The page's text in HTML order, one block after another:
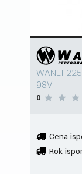
WANLI
98V
0
Cena
Rok